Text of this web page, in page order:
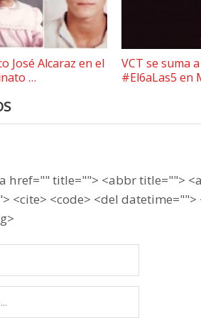
José Alcaraz en el
…
VCT se suma
#El6aLas5 en
href="" title=""> <abbr title="">
<cite> <code> <del datetime="">